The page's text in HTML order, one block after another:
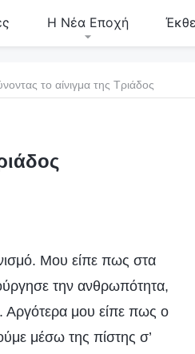
Η Νέα Εποχή
το αίνιγμα της Τριάδος
Μου είπε πως στα
την ανθρωπότητα,
Αργότερα μου είπε πως ο
μέσω της πίστης σ’